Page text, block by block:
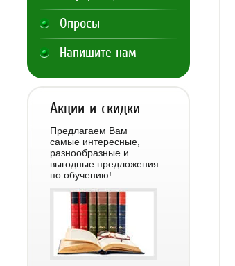
Опросы
Напишите нам
Акции и скидки
Предлагаем Вам
самые интересные,
разнообразные и
выгодные предложения
по обучению!